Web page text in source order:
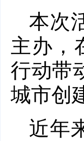
本次
主办，
行动带
城市创
近年